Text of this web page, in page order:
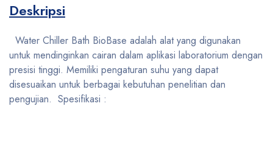
Deskripsi
Water Chiller Bath BioBase adalah alat yang digunakan
untuk mendinginkan cairan dalam aplikasi laboratorium dengan
presisi tinggi. Memiliki pengaturan suhu yang dapat
disesuaikan untuk berbagai kebutuhan penelitian dan
pengujian. Spesifikasi :